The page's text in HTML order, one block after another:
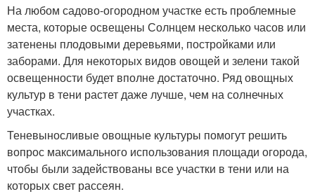
На любом садово-огородном участке есть проблемные
места, которые освещены Солнцем несколько часов или
затенены плодовыми деревьями, постройками или
заборами. Для некоторых видов овощей и зелени такой
освещенности будет вполне достаточно. Ряд овощных
культур в тени растет даже лучше, чем на солнечных
участках.
Теневыносливые овощные культуры помогут решить
вопрос максимального использования площади огорода,
чтобы были задействованы все участки в тени или на
которых свет рассеян.